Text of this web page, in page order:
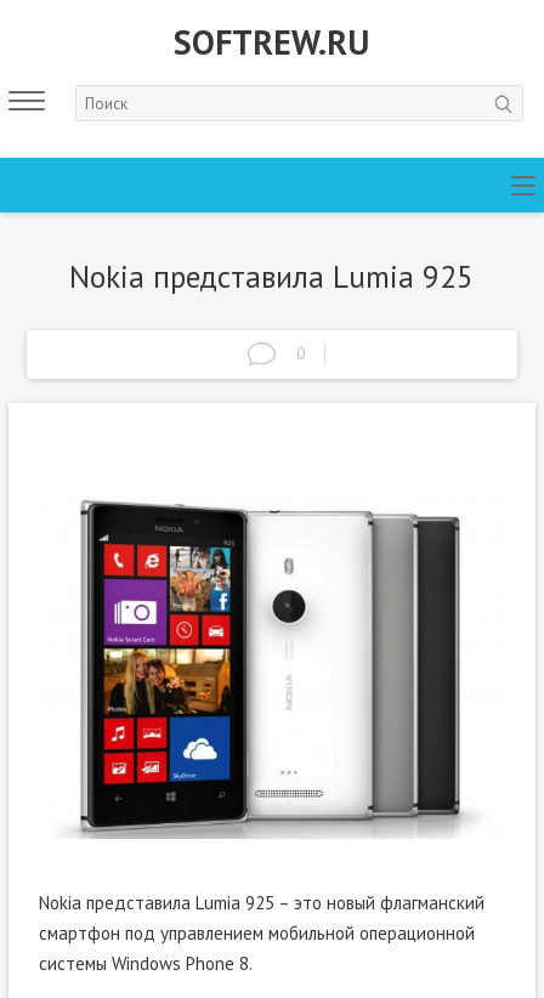
SOFTREW.RU
Nokia представила Lumia 925
0
Nokia представила Lumia 925 – это новый флагманский
смартфон под управлением мобильной операционной
системы Windows Phone 8.